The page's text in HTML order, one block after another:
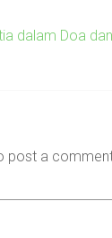
dalam Doa
post a